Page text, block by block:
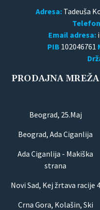
Adresa:Tadeuša
Email adresa:
PIB 102046761
PRODAJNA MREŽA
Beograd, 25.Maj
Beograd, Ada Ciganlija
Ada Ciganlija - Makiška
strana
Novi Sad, Kej žrtava racije 4
Crna Gora, Kolašin, Ski